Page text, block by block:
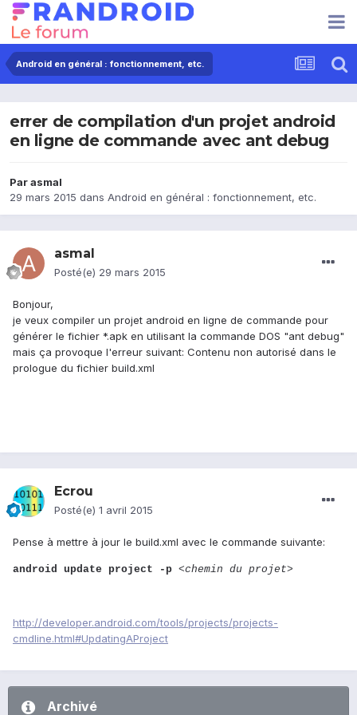
Android en général : fonctionnement, etc.
errer de compilation d'un projet android
en ligne de commande avec ant debug
Parasmal
29 mars 2015 dans Android en général : fonctionnement, etc.
asmal
Posté(e) 29 mars 2015
Bonjour,
je veux compiler un projet android en ligne de commande pour
générer le fichier *.apk en utilisant la commande DOS "ant debug"
mais ça provoque l'erreur suivant: Contenu non autorisé dans le
prologue du fichier build.xml
Ecrou
Posté(e) 1 avril 2015
Pense à mettre à jour le build.xml avec le commande suivante:
android update project -p <chemin du projet>
http://developer.android.com/tools/projects/projects-
cmdline.html#UpdatingAProject
Archivé